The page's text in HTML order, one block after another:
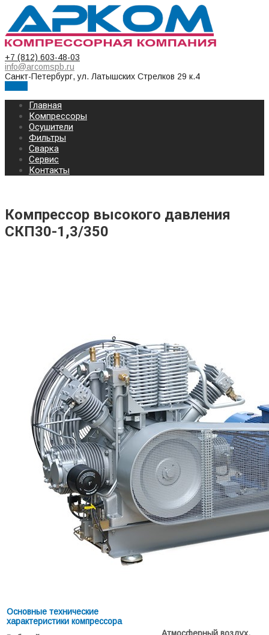
+7 (812) 603-48-03
info@arcomspb.ru
Санкт-Петербург, ул. Латышских Стрелков 29 к.4
Главная
Компрессоры
Осушители
Фильтры
Сварка
Сервис
Контакты
Компрессор высокого давления
СКП30-1,3/350
Основные технические
характеристики компрессора
Атмосферный воздух,